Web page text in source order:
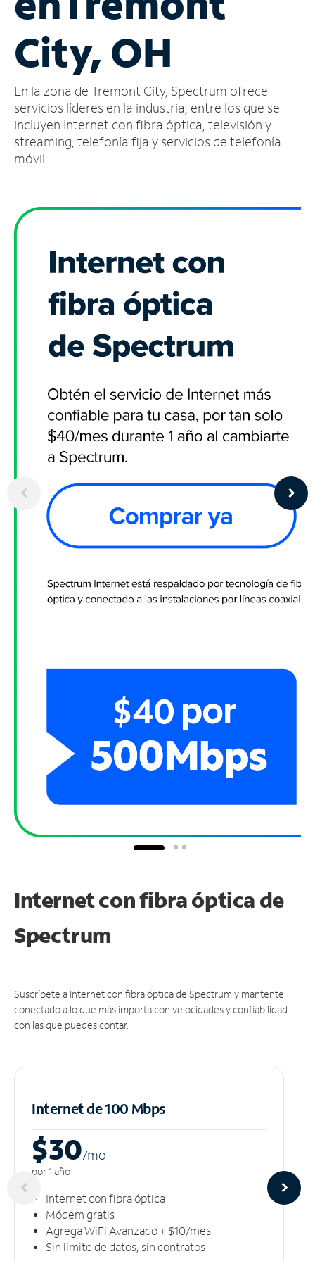
cuenta
Encuentra
tienda
City, OH
En la zona de Tremont City, Spectrum ofrece
servicios líderes en la industria, entre los que se
incluyen Internet con fibra óptica, televisión y
streaming, telefonía fija y servicios de telefonía
móvil.
Internet con fibra óptica de
Spectrum
Suscríbete a Internet con fibra óptica de Spectrum y mantente
conectado a lo que más importa con velocidades y confiabilidad
con las que puedes contar.
Internet de 100 Mbps
$30/mo
por 1 año
Internet con fibra óptica
Módem gratis
Agrega WiFi Avanzado + $10/mes
Sin límite de datos, sin contratos